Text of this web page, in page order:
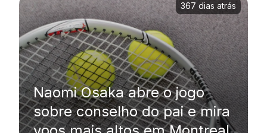
Naomi Osaka abre o jogo
sobre conselho do pai e mira
367 dias atrás